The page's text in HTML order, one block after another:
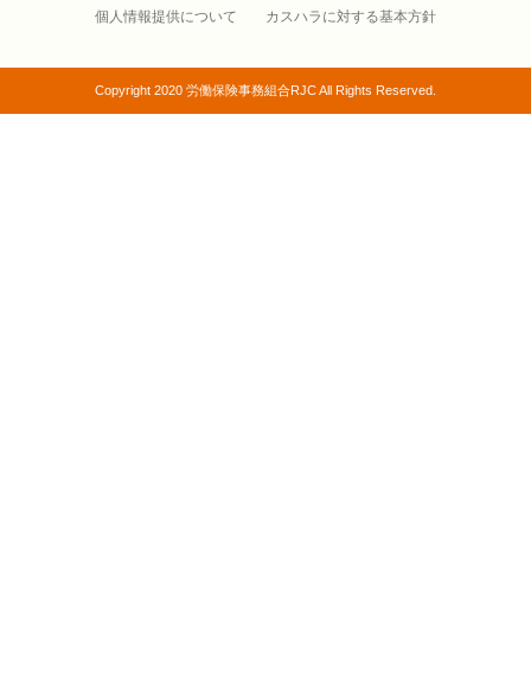
個人情報提供について
カスハラに対する基本方針
Copyright 2020 労働保険事務組合RJC All Rights Reserved.